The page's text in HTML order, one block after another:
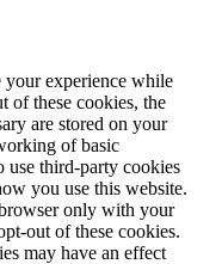
your experience while
of these cookies, the
are stored on your
of basic
use third-party cookies
you use this website.
only with your
out of these cookies.
may have an effect